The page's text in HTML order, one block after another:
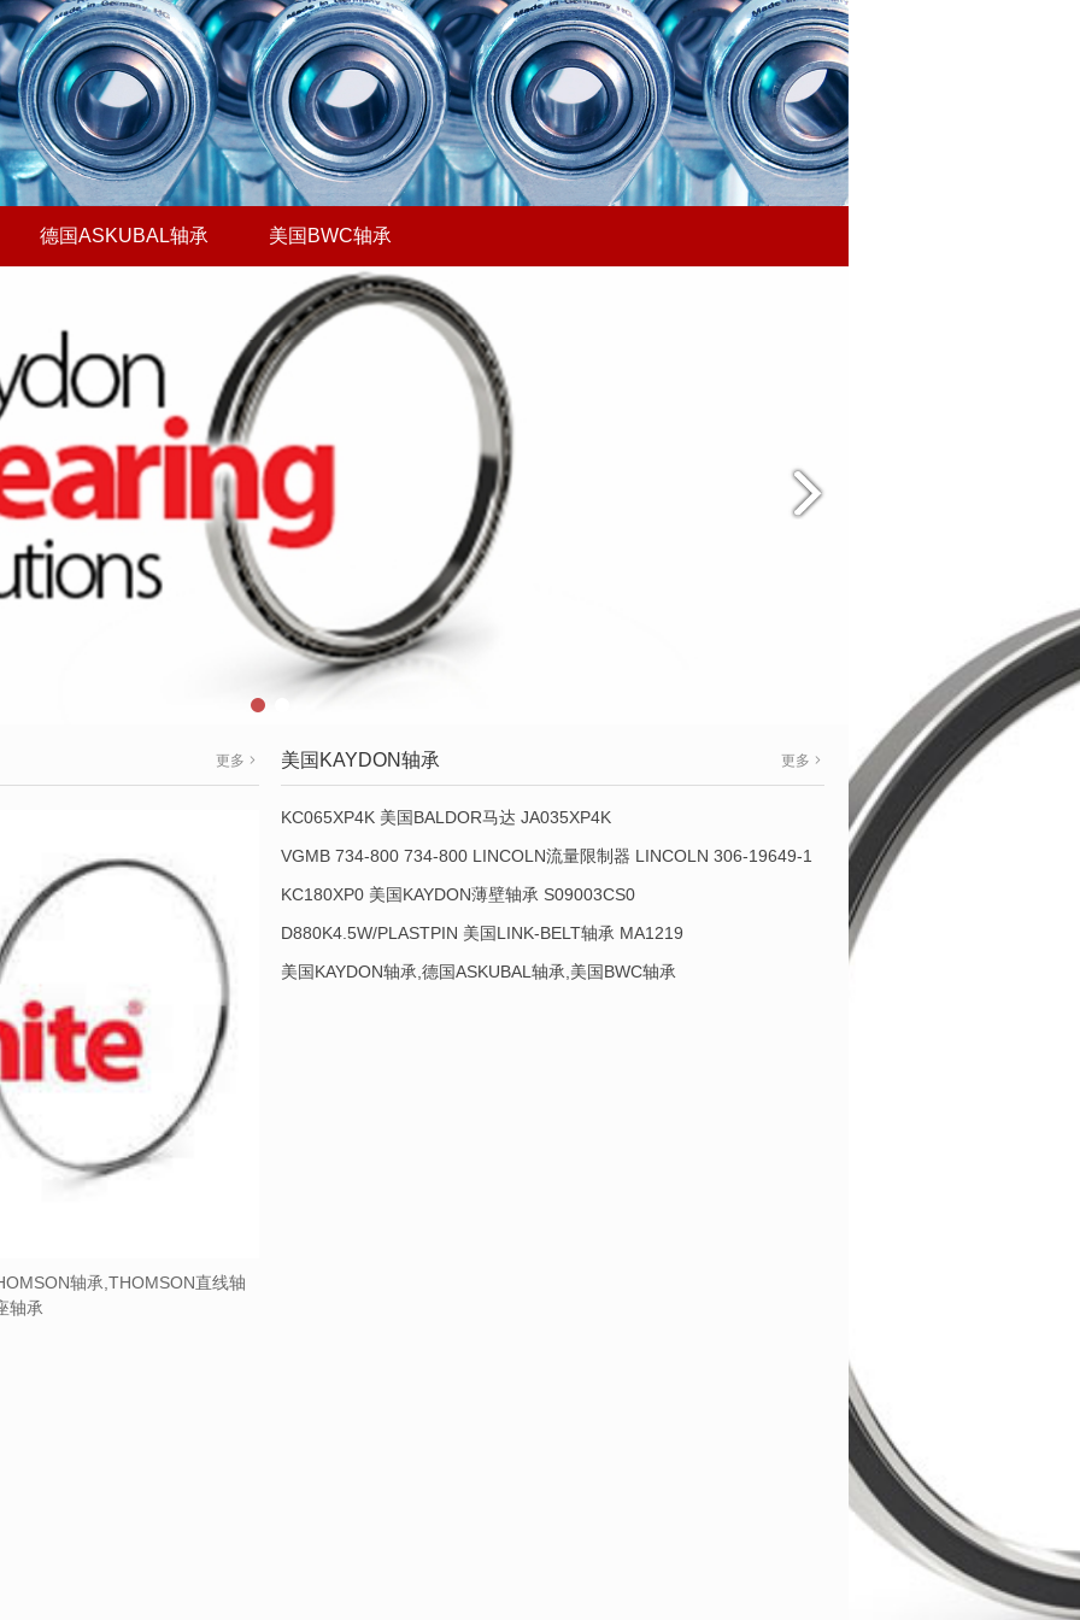
德国ASKUBAL轴承 美国BWC轴承
更多
轴承,THOMSON直线轴
轴承
美国KAYDON轴承 更多
KC065XP4K 美国BALDOR马达 JA035XP4K
VGMB 734-800 734-800 LINCOLN流量限制器 LINCOLN 306-19649-1
KC180XP0 美国KAYDON薄壁轴承 S09003CS0
D880K4.5W/PLASTPIN 美国LINK-BELT轴承 MA1219
美国KAYDON轴承,德国ASKUBAL轴承,美国BWC轴承